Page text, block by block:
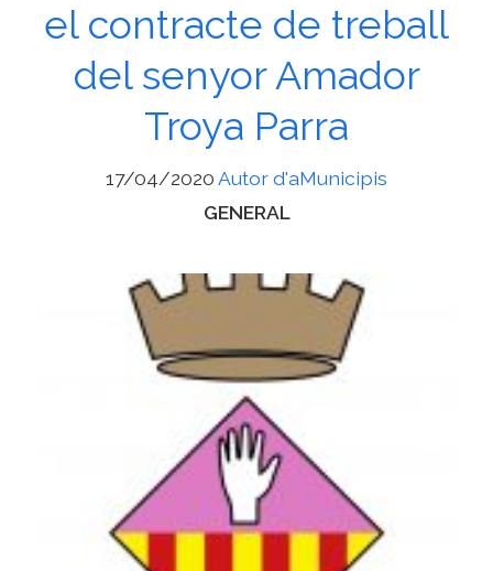
el contracte de treball
del senyor Amador
Troya Parra
17/04/2020Autor d'aMunicipis
Categories
GENERAL